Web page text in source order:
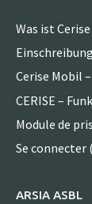
Was ist Cerise
Cerise Mobil
CERISE –
Module de
Se connecter
ARSIA ASBL